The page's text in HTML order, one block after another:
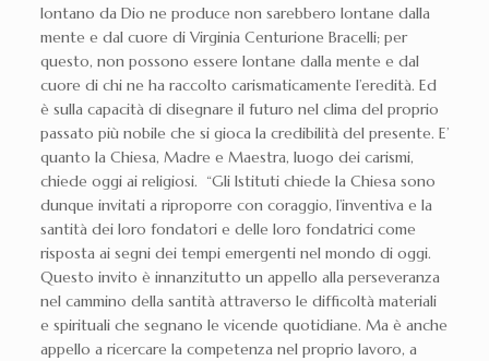
lontano da Dio ne produce non sarebbero lontane dalla
mente e dal cuore di Virginia Centurione Bracelli; per
questo, non possono essere lontane dalla mente e dal
cuore di chi ne ha raccolto carismaticamente l’eredità. Ed
è sulla capacità di disegnare il futuro nel clima del proprio
passato più nobile che si gioca la credibilità del presente. E’
quanto la Chiesa, Madre e Maestra, luogo dei carismi,
chiede oggi ai religiosi. “Gli Istituti chiede la Chiesa sono
dunque invitati a riproporre con coraggio, l’inventiva e la
santità dei loro fondatori e delle loro fondatrici come
risposta ai segni dei tempi emergenti nel mondo di oggi.
Questo invito è innanzitutto un appello alla perseveranza
nel cammino della santità attraverso le difficoltà materiali
e spirituali che segnano le vicende quotidiane. Ma è anche
appello a ricercare la competenza nel proprio lavoro, a